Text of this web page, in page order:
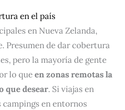
en el país
en Nueva Zelanda,
Presumen de dar cobertura
pero la mayoría de gente
lo queen zonas remotas la
que desear. Si viajas en
en entornos